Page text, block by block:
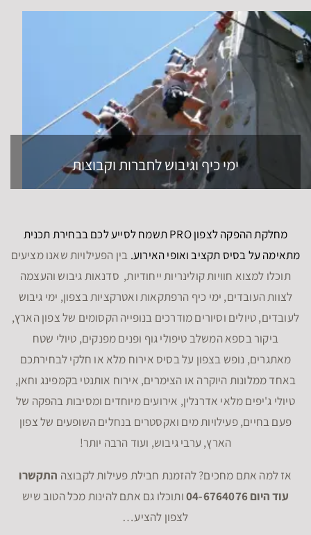
ימי כיף וגיבוש לחברות וקבוצות
מחלקת ההפקה לצפון PRO תשמח לסייע לכם בבחירת תכנית
מתאימה על בסיס תקציב ואופי האירוע. בין הפעילויות שאנו מציעים
תוכלו למצוא חוויות קולינריות ייחודיות, סדנאות גיבוש והעצמה
לצוות העובדים, ימי כיף הרפתקאות ואטרקציות בצפון, ימי גיבוש
לעובדים, טיולים וסיורים מודרכים בנופייה הקסומים של צפון הארץ,
ביקור בספא המשלב טיפולי גוף ופנים מפנקים, טיולי שטח
מאתגרים, נופש בצפון על בסיס אירוח מלא או חלקי לבחירתכם
באחד ממלונות היוקרה או הצימרים, אירוח אותנטי בקמפינג וחאן,
טיולי ג'יפים מלאי אדרנלין, אירועים מיוחדים ומסיבות בהפקה של
פעם בחיים, פעילויות מים ואקסטרים בנחלים השופעים של צפון
הארץ, ערבי גיבוש, ועוד הרבה יותר!
אז למה אתם מחכים? להזמנת חבילת פעילות לקבוצה התקשרו
עוד היום 04-6764076
ותוכלו גם אתם להינות מכל הטוב שיש
לצפון להציע…